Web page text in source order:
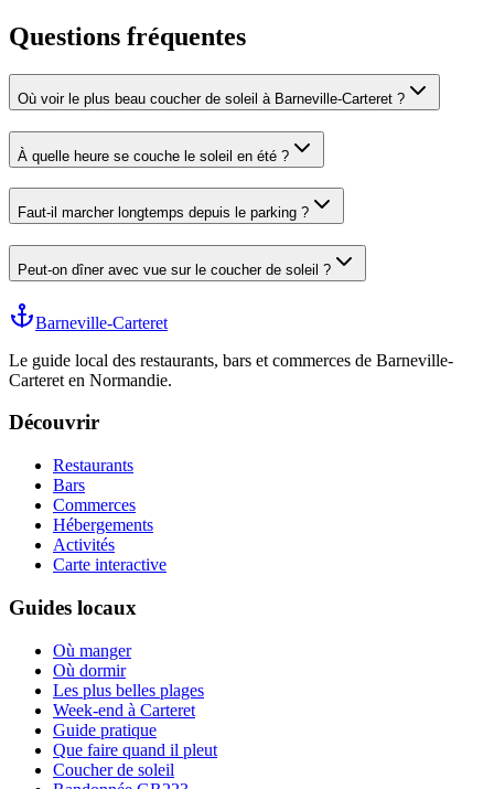
Questions fréquentes
Où voir le plus beau coucher de soleil à Barneville-Carteret ?
À quelle heure se couche le soleil en été ?
Faut-il marcher longtemps depuis le parking ?
Peut-on dîner avec vue sur le coucher de soleil ?
Barneville-Carteret
Le guide local des restaurants, bars et commerces de Barneville-
Carteret en Normandie.
Découvrir
Restaurants
Bars
Commerces
Hébergements
Activités
Carte interactive
Guides locaux
Où manger
Où dormir
Les plus belles plages
Week-end à Carteret
Guide pratique
Que faire quand il pleut
Coucher de soleil